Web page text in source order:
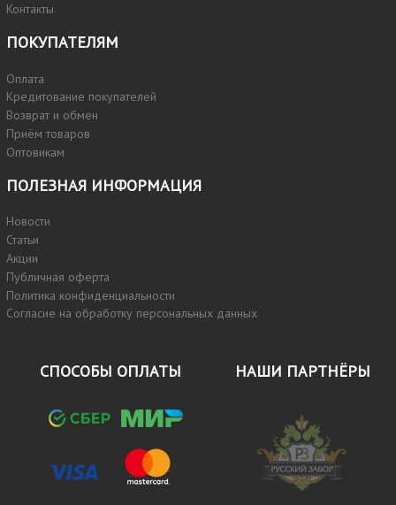
Контакты
ПОКУПАТЕЛЯМ
Оплата
Кредитование покупателей
Возврат и обмен
Приём товаров
Оптовикам
ПОЛЕЗНАЯ ИНФОРМАЦИЯ
Новости
Статьи
Акции
Публичная оферта
Политика конфиденциальности
Согласие на обработку персональных данных
СПОСОБЫ ОПЛАТЫ НАШИ ПАРТНЁРЫ